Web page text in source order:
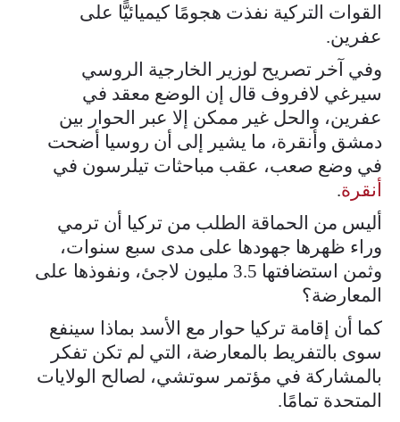
القوات التركية نفذت هجومًا كيميائيًّا على
عفرين.
وفي آخر تصريح لوزير الخارجية الروسي
سيرغي لافروف قال إن الوضع معقد في
عفرين، والحل غير ممكن إلا عبر الحوار بين
دمشق وأنقرة، ما يشير إلى أن روسيا أضحت
في وضع صعب، عقب مباحثات تيلرسون في
أنقرة.
أليس من الحماقة الطلب من تركيا أن ترمي
وراء ظهرها جهودها على مدى سبع سنوات،
وثمن استضافتها 3.5 مليون لاجئ، ونفوذها على
المعارضة؟
كما أن إقامة تركيا حوار مع الأسد بماذا سينفع
سوى بالتفريط بالمعارضة، التي لم تكن تفكر
بالمشاركة في مؤتمر سوتشي، لصالح الولايات
المتحدة تمامًا.